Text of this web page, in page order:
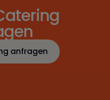
anfragen
anfragen